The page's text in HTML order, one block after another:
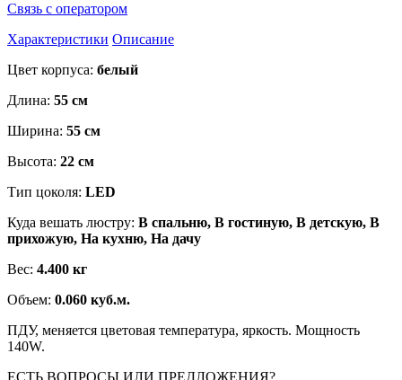
Связь с оператором
Характеристики Описание
Цвет корпуса: белый
Длина: 55 см
Ширина: 55 см
Высота: 22 см
Тип цоколя: LED
Куда вешать люстру: В спальню, В гостиную, В детскую, В
прихожую, На кухню, На дачу
Вес: 4.400 кг
Объем: 0.060 куб.м.
ПДУ, меняется цветовая температура, яркость. Мощность
140W.